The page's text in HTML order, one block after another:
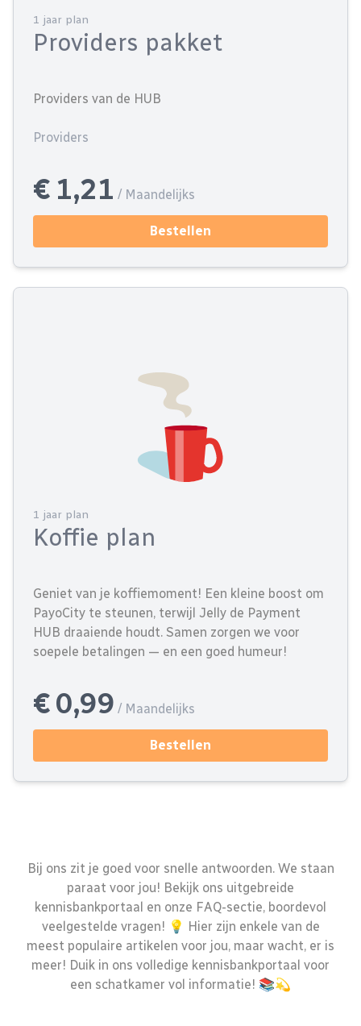
1 jaar plan
Providers pakket
Providers van de HUB
Providers
€ 1,21 / Maandelijks
Bestellen
1 jaar plan
Koffie plan
Geniet van je koffiemoment! Een kleine boost om
PayoCity te steunen, terwijl Jelly de Payment
HUB draaiende houdt. Samen zorgen we voor
soepele betalingen — en een goed humeur!
€ 0,99 / Maandelijks
Bestellen
Bij ons zit je goed voor snelle antwoorden. We staan
paraat voor jou! Bekijk ons uitgebreide
kennisbankportaal en onze FAQ-sectie, boordevol
veelgestelde vragen! 💡 Hier zijn enkele van de
meest populaire artikelen voor jou, maar wacht, er is
meer! Duik in ons volledige kennisbankportaal voor
een schatkamer vol informatie! 📚💫